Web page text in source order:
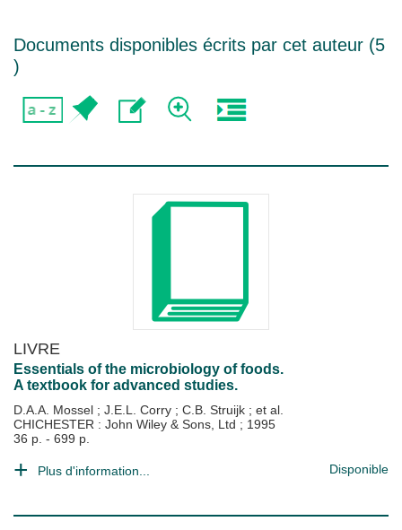
Documents disponibles écrits par cet auteur (5
)
LIVRE
Essentials of the microbiology of foods.
A textbook for advanced studies.
D.A.A. Mossel ; J.E.L. Corry ; C.B. Struijk ; et al.
CHICHESTER : John Wiley & Sons, Ltd ; 1995
36 p. - 699 p.
Plus d'information... Disponible